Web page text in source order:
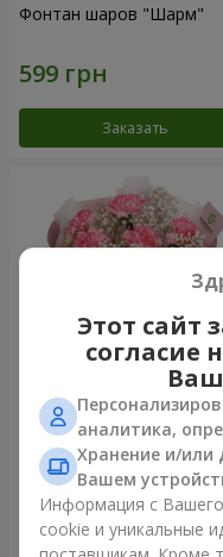
Фонтан шаров "Шарм"
Заказать
Букет "Королева
Карибского моря"
1 249 грн
Заказать
Этот сайт
согласие
аналитика,
Хранение и/или
Вашем
Информация с
cookie и уникальные